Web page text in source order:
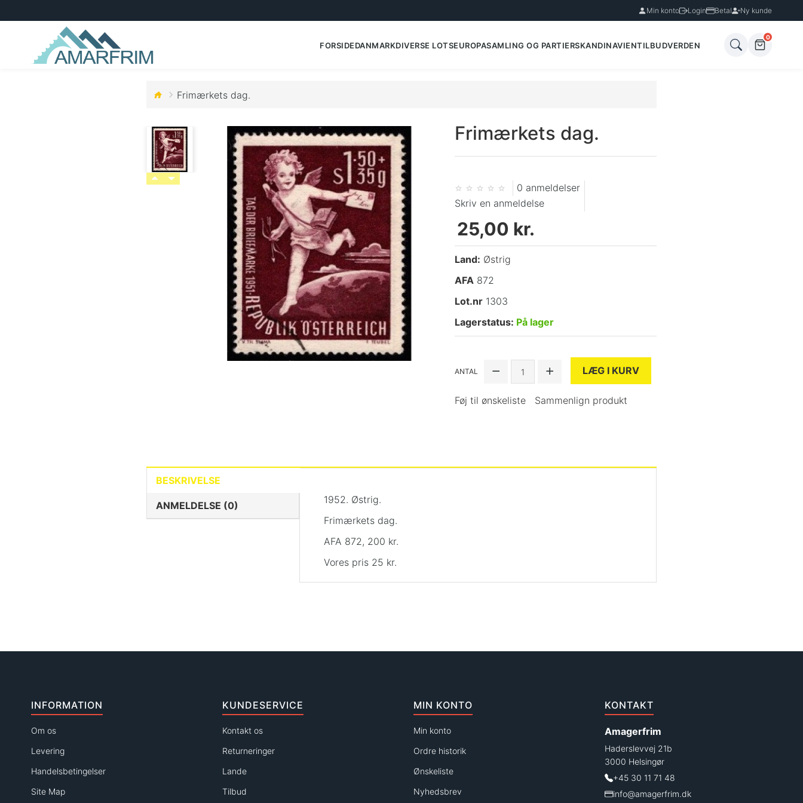
Min konto Login Betal Ny kunde
FORSIDEDANMARKDIVERSE LOTSEUROPASAMLING OG PARTIERSKANDINAVIENTILBUDVERDEN
0
Frimærkets dag.
Frimærkets dag.
0 anmeldelser
Skriv en anmeldelse
25,00 kr.
Land: Østrig
AFA 872
Lot.nr 1303
Lagerstatus: På lager
ANTAL LÆG I KURV
Føj til ønskeliste Sammenlign produkt
BESKRIVELSE
ANMELDELSE (0)
1952. Østrig.
Frimærkets dag.
AFA 872, 200 kr.
Vores pris 25 kr.
INFORMATION
Om os
Levering
Handelsbetingelser
Site Map
KUNDESERVICE
Kontakt os
Returneringer
Lande
Tilbud
MIN KONTO
Min konto
Ordre historik
Ønskeliste
Nyhedsbrev
KONTAKT
Amagerfrim
Haderslevvej 21b
3000 Helsingør
+45 30 11 71 48
info@amagerfrim.dk